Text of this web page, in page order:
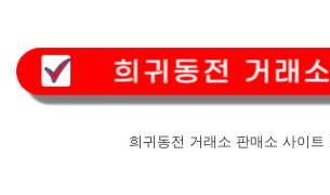
희귀동전 거래소 판매소 사이트